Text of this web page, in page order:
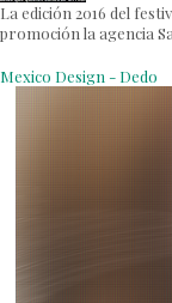
La edición 2016 del
promoción la agencia
Mexico Design - Dedo